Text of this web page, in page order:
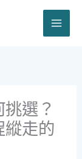
選？
縱走的